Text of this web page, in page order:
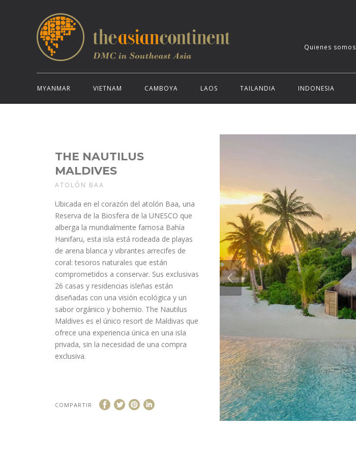
Quienes somos
MYANMAR VIETNAM CAMBOYA LAOS TAILANDIA INDONESIA
THE NAUTILUS
MALDIVES
ATOLÓN BAA
Ubicada en el corazón del atolón Baa, una
Reserva de la Biosfera de la UNESCO que
alberga la mundialmente famosa Bahía
Hanifaru, esta isla está rodeada de playas
de arena blanca y vibrantes arrecifes de
coral: tesoros naturales que están
comprometidos a conservar. Sus exclusivas
26 casas y residencias isleñas están
diseñadas con una visión ecológica y un
sabor orgánico y bohemio. The Nautilus
Maldives es el único resort de Maldivas que
ofrece una experiencia única en una isla
privada, sin la necesidad de una compra
exclusiva.
COMPARTIR